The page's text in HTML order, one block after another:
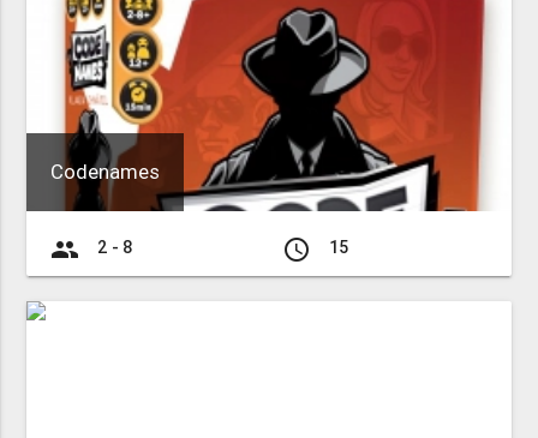
Codenames
group 2 - 8 access_time 15